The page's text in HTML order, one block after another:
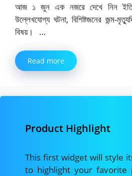
আজ ১ জুন এক নজরে দেখে নিন
উল্লেখযোগ্য ঘটনা, বিশিষ্টজনের জন্ম-
বিষয়। …
Read more
Product Highlight
This first widget will style
to highlight your favorite